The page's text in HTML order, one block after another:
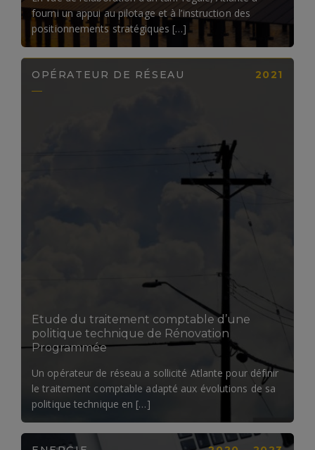
fourni un appui au pilotage et à l’instruction des
positionnements stratégiques […]
OPÉRATEUR DE RÉSEAU 2021
Etude du traitement comptable d’une
politique technique de Rénovation
Programmée
Un opérateur de réseau a sollicité Atlante pour définir
le traitement comptable adapté aux évolutions de sa
politique technique en […]